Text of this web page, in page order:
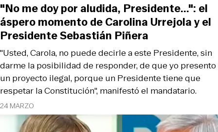
24 MARZO
"Usted, Carola, no puede decirle a este Presidente, sin
darme la posibilidad de responder, de que yo presento
un proyecto ilegal, porque un Presidente tiene que
respetar la Constitución", manifestó el mandatario.
"No me doy por aludida, Presidente...": el
áspero momento de Carolina Urrejola y el
Presidente Sebastián Piñera